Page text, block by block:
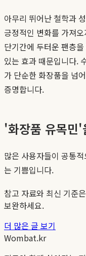
아무리 뛰어난 철학과
긍정적인 변화를 가져
단기간에 두터운 팬층
있는 효과 때문입니다.
가 단순한 화장품을 넘
증명합니다.
'화장품 유목민'
많은 사용자들이 공통
는 기쁨입니다.
참고 자료와 최신 기준은
보완하세요.
더 많은 글 보기
Wombat.kr